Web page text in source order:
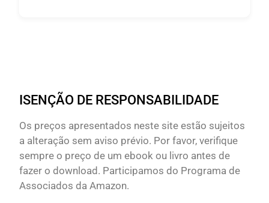
ISENÇÃO DE RESPONSABILIDADE
Os preços apresentados neste site estão sujeitos
a alteração sem aviso prévio. Por favor, verifique
sempre o preço de um ebook ou livro antes de
fazer o download. Participamos do Programa de
Associados da Amazon.